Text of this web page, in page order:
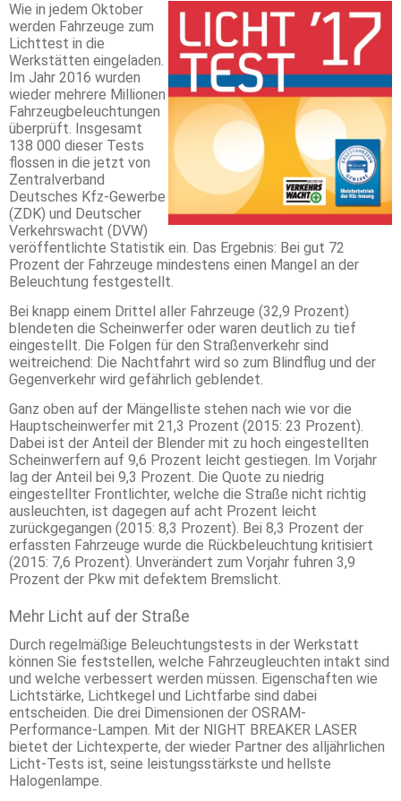
Wie in jedem Oktober
werden Fahrzeuge zum
Lichttest in die
Werkstätten eingeladen.
Im Jahr 2016 wurden
wieder mehrere Millionen
Fahrzeugbeleuchtungen
überprüft. Insgesamt
138 000 dieser Tests
flossen in die jetzt von
Zentralverband
Deutsches Kfz-Gewerbe
(ZDK) und Deutscher
Verkehrswacht (DVW)
veröffentlichte Statistik ein. Das Ergebnis: Bei gut 72
Prozent der Fahrzeuge mindestens einen Mangel an der
Beleuchtung festgestellt.
Bei knapp einem Drittel aller Fahrzeuge (32,9 Prozent)
blendeten die Scheinwerfer oder waren deutlich zu tief
eingestellt. Die Folgen für den Straßenverkehr sind
weitreichend: Die Nachtfahrt wird so zum Blindflug und der
Gegenverkehr wird gefährlich geblendet.
Ganz oben auf der Mängelliste stehen nach wie vor die
Hauptscheinwerfer mit 21,3 Prozent (2015: 23 Prozent).
Dabei ist der Anteil der Blender mit zu hoch eingestellten
Scheinwerfern auf 9,6 Prozent leicht gestiegen. Im Vorjahr
lag der Anteil bei 9,3 Prozent. Die Quote zu niedrig
eingestellter Frontlichter, welche die Straße nicht richtig
ausleuchten, ist dagegen auf acht Prozent leicht
zurückgegangen (2015: 8,3 Prozent). Bei 8,3 Prozent der
erfassten Fahrzeuge wurde die Rückbeleuchtung kritisiert
(2015: 7,6 Prozent). Unverändert zum Vorjahr fuhren 3,9
Prozent der Pkw mit defektem Bremslicht.
Mehr Licht auf der Straße
Durch regelmäßige Beleuchtungstests in der Werkstatt
können Sie feststellen, welche Fahrzeugleuchten intakt sind
und welche verbessert werden müssen. Eigenschaften wie
Lichtstärke, Lichtkegel und Lichtfarbe sind dabei
entscheiden. Die drei Dimensionen der OSRAM-
Performance-Lampen. Mit der NIGHT BREAKER LASER
bietet der Lichtexperte, der wieder Partner des alljährlichen
Licht-Tests ist, seine leistungsstärkste und hellste
Halogenlampe.